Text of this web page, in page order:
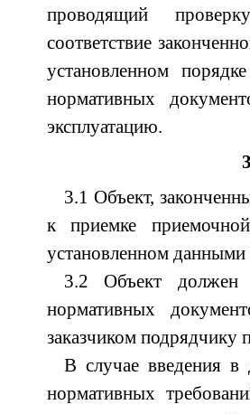
проводящий
соответствие
установленном
нормативных
эксплуатацию.
3.1 Объект,
к приемке
установленном
3.2 Объект должен
нормативных
заказчиком подрядчику
В случае введения в
нормативных